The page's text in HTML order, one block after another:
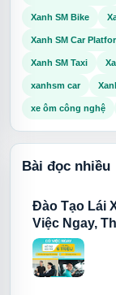
Xanh SM Bike
Xanh SM Car
Xanh SM Taxi
xanhsm car
xe ôm công nghệ
Bài đọc nhiều
Đào Tạo Lái
Việc Ngay,